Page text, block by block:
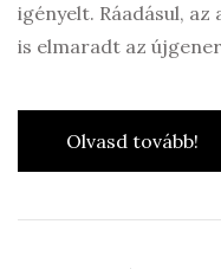
igényelt. Ráadásul,
is elmaradt az
Olvasd tovább!